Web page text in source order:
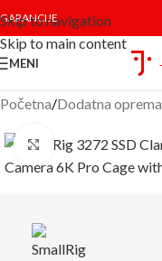
Skip to navigation
Skip to main content
GARANCIJE
MENI
Početna/Dodatna oprema
Click to enlarge